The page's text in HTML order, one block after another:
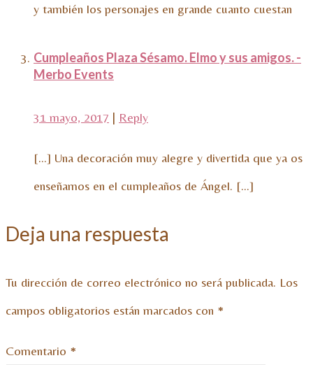
y también los personajes en grande cuanto cuestan
Cumpleaños Plaza Sésamo. Elmo y sus amigos. -
Merbo Events
31 mayo, 2017 | Reply
[…] Una decoración muy alegre y divertida que ya os
enseñamos en el cumpleaños de Ángel. […]
Deja una respuesta
Tu dirección de correo electrónico no será publicada. Los
campos obligatorios están marcados con *
Comentario *